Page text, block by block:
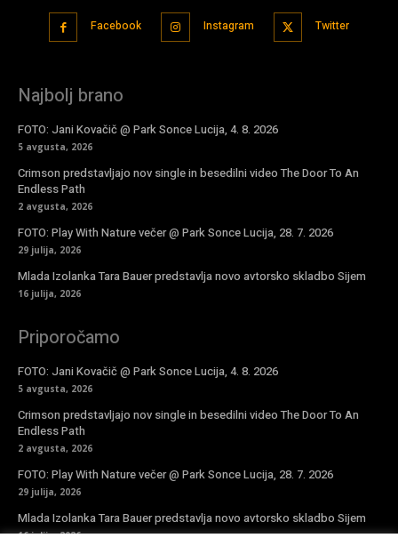
Facebook Instagram Twitter
Najbolj brano
FOTO: Jani Kovačič @ Park Sonce Lucija, 4. 8. 2026
5 avgusta, 2026
Crimson predstavljajo nov single in besedilni video The Door To An
Endless Path
2 avgusta, 2026
FOTO: Play With Nature večer @ Park Sonce Lucija, 28. 7. 2026
29 julija, 2026
Mlada Izolanka Tara Bauer predstavlja novo avtorsko skladbo Sijem
16 julija, 2026
Priporočamo
FOTO: Jani Kovačič @ Park Sonce Lucija, 4. 8. 2026
5 avgusta, 2026
Crimson predstavljajo nov single in besedilni video The Door To An
Endless Path
2 avgusta, 2026
FOTO: Play With Nature večer @ Park Sonce Lucija, 28. 7. 2026
29 julija, 2026
Mlada Izolanka Tara Bauer predstavlja novo avtorsko skladbo Sijem
16 julija, 2026